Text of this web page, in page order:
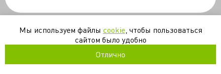
Мы используем файлы cookie , чтобы пользоваться
сайтом было удобно
Отлично